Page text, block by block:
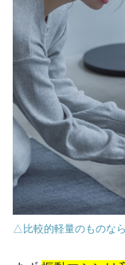
△比較的軽量のものな